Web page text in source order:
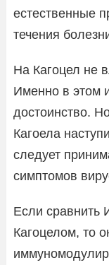
естественные
течения
На Кагоцел не
Именно в этом
достоинство.
Кагоела
следует
симптомов
Если сравнить
Кагоцелом, то